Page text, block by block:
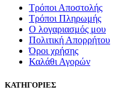
Τρόποι Αποστολής
Τρόποι Πληρωμής
Ο λογαριασμός μου
Πολιτική Απορρήτου
Όροι χρήσης
Καλάθι Αγορών
ΚΑΤΗΓΟΡΙΕΣ